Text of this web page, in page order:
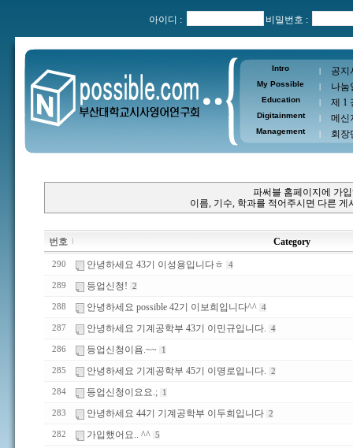
아이디 : 비밀번호 :
Intro | 공지
My Possible | 나눔
Education | 제 1
Digitainment | 메신
Management | 회장
파써블 홈페이지에 가
이름, 기수, 학과를 적어주시면 다른
번호 Category
290 안녕하세요 43기 이성용입니다ㅎ 4
289 등업신청! 2
288 안녕하세요 possible 42기 이보희입니다^^ 4
287 안녕하세요 기계공학부 43기 이민규입니다. 4
286 등업신청이욤.~~ 1
285 안녕하세요 기계공학부 45기 이명로입니다. 2
284 등업신청이요요.; 1
283 안녕하세요 44기 기계공학부 이두희입니다 2
282 가입했어요.. ^^ 5